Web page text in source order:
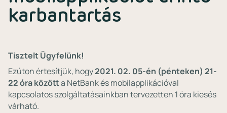
karbantartás
Tisztelt Ügyfelünk!
Ezúton értesítjük, hogy2021. 02. 05-én (pénteken) 21-
22 óra közötta NetBank és mobilapplikációval
kapcsolatos szolgáltatásainkban tervezetten 1 óra kiesés
várható.